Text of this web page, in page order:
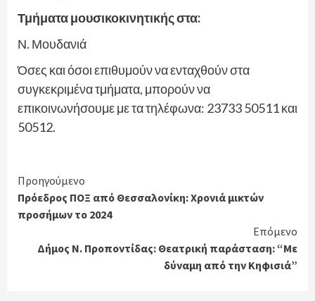
Τμήματα μουσικοκινητικής στα:
Ν. Μουδανιά
Όσες και όσοι επιθυμούν να ενταχθούν στα
συγκεκριμένα τμήματα, μπορούν να
επικοινωνήσουμε με τα τηλέφωνα: 23733 50511 και
50512.
Continue
Reading
Προηγούμενο
Πρόεδρος ΠΟΞ από Θεσσαλονίκη: Χρονιά μικτών
προσήμων το 2024
Επόμενο
Δήμος Ν. Προποντίδας: Θεατρική παράσταση: “Με
δύναμη από την Κηφισιά”